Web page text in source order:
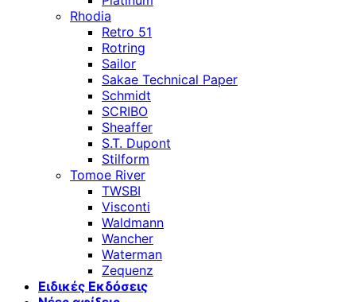
Rhodia
Retro 51
Rotring
Sailor
Sakae Technical Paper
Schmidt
SCRIBO
Sheaffer
S.T. Dupont
Stilform
Tomoe River
TWSBI
Visconti
Waldmann
Wancher
Waterman
Zequenz
Ειδικές Εκδόσεις